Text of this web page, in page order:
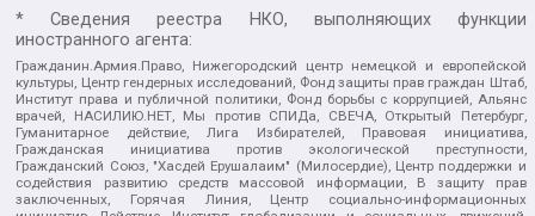
* Сведения реестра НКО, выполняющих функции
иностранного агента:
Гражданин.Армия.Право, Нижегородский центр немецкой и европейской
культуры, Центр гендерных исследований, Фонд защиты прав граждан Штаб,
Институт права и публичной политики, Фонд борьбы с коррупцией, Альянс
врачей, НАСИЛИЮ.НЕТ, Мы против СПИДа, СВЕЧА, Открытый Петербург,
Гуманитарное действие, Лига Избирателей, Правовая инициатива,
Гражданская инициатива против экологической преступности,
Гражданский Союз, "Хасдей Ерушалаим" (Милосердие), Центр поддержки и
содействия развитию средств массовой информации, В защиту прав
заключенных, Горячая Линия, Центр социально-информационных